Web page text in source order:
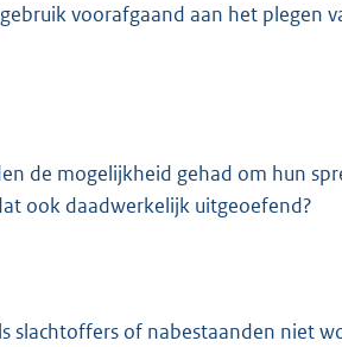
voorafgaand aan het plegen
de mogelijkheid gehad om hun
ook daadwerkelijk uitgeoefend?
slachtoffers of nabestaanden niet